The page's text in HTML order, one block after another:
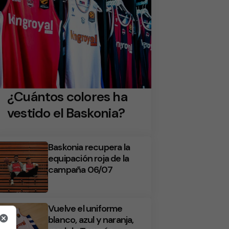
¿Cuántos colores ha
vestido el Baskonia?
Baskonia recupera la
equipación roja de la
campaña 06/07
Vuelve el uniforme
blanco, azul y naranja,